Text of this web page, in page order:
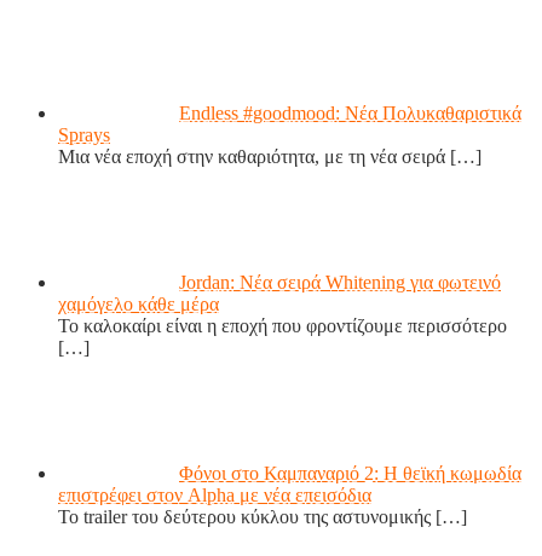
Endless #goodmood: Νέα Πολυκαθαριστικά
Sprays
Μια νέα εποχή στην καθαριότητα, με τη νέα σειρά […]
Jordan: Νέα σειρά Whitening για φωτεινό
χαμόγελο κάθε μέρα
Το καλοκαίρι είναι η εποχή που φροντίζουμε περισσότερο
[…]
Φόνοι στο Καμπαναριό 2: Η θεϊκή κωμωδία
επιστρέφει στον Alpha με νέα επεισόδια
Το trailer του δεύτερου κύκλου της αστυνομικής […]